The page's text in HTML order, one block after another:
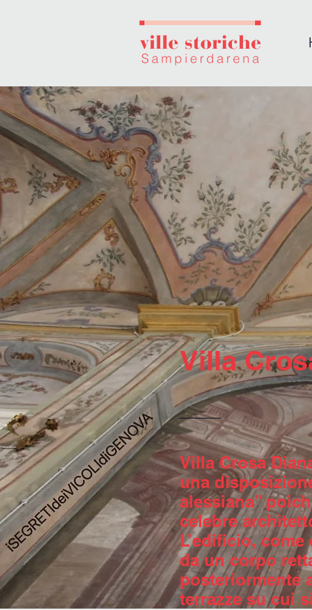
Villa
Villa Crosa
una
alessiana”
celebre
L’edificio,
da un corpo
posteriormente
terrazze su cui